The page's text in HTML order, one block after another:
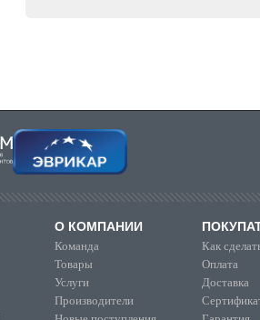
О КОМПАНИИ
Команда
Товары
Услуги
Производители
Как
Оплата
Доставка